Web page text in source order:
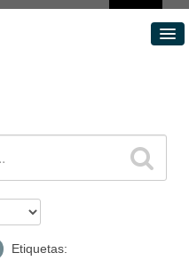
Etiquetas: